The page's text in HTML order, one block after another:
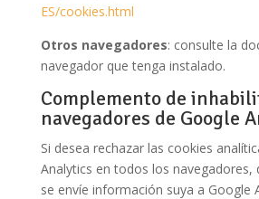
ES/cookies.html
Otros navegadores: consulte la
navegador que tenga instalado.
Complemento de
navegadores de Google
Si desea rechazar las cookies
Analytics en todos los navegadores,
se envíe información suya a Google